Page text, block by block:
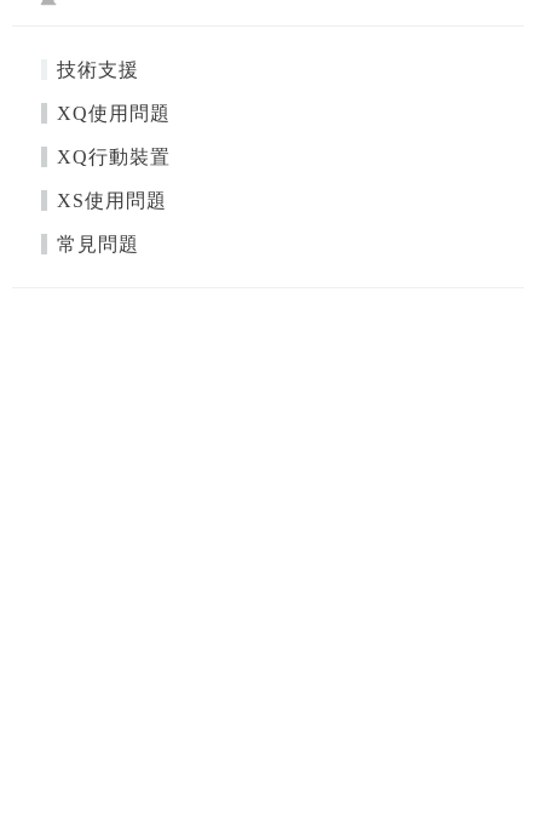
技術支援
XQ使用問題
XQ行動裝置
XS使用問題
常見問題